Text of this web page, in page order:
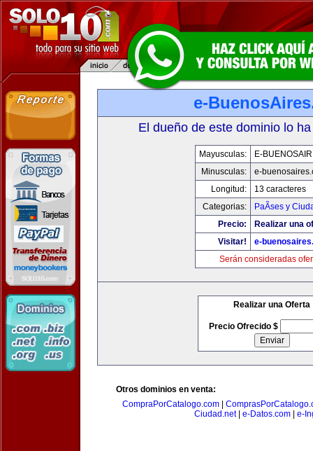
e-
El dueño de este dominio lo
Mayusculas:
E-
Minusculas:
e-
Longitud:
13 caracteres
Categorias:
PaÃ­ses y
Precio:
Realizar una
Visitar!
e-
Serán consideradas
Realizar una Oferta
Precio Ofrecido $
Otros dominios en venta:
CompraPorCatalogo.com|
Ciudad.net| e-Datos.com| e-